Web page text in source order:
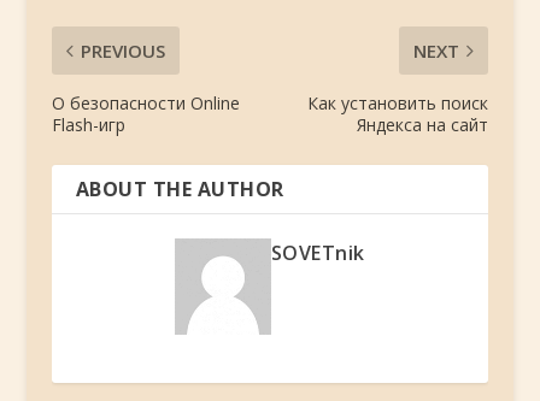
PREVIOUS
О безопасности Online
Flash-игр
NEXT
Как установить поиск
Яндекса на сайт
ABOUT THE AUTHOR
SOVETnik